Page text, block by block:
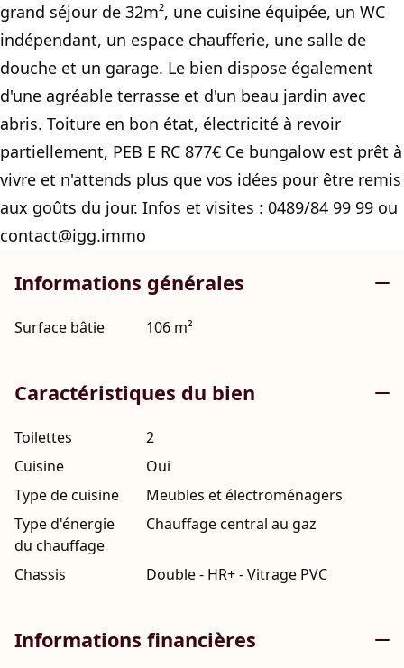
grand séjour de 32m², une cuisine équipée, un WC
indépendant, un espace chaufferie, une salle de
douche et un garage. Le bien dispose également
d'une agréable terrasse et d'un beau jardin avec
abris. Toiture en bon état, électricité à revoir
partiellement, PEB E RC 877€ Ce bungalow est prêt à
vivre et n'attends plus que vos idées pour être remis
aux goûts du jour. Infos et visites : 0489/84 99 99 ou
contact@igg.immo
Informations générales
Surface bâtie 106 m²
Caractéristiques du bien
Toilettes
2
Cuisine
Oui
Type de cuisine
Meubles et électroménagers
Type d'énergie
du chauffage
Chauffage central au gaz
Chassis Double - HR+ - Vitrage PVC
Informations financières